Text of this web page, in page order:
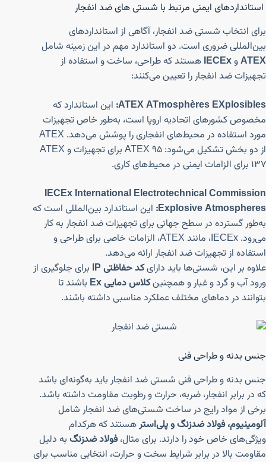
استانداردهای ایمنی مرتبط با شستی های ضد انفجار
برای انتخاب شستی ضد انفجار، آگاهی از استانداردهای
بین‌المللی ضروری است. دو استاندارد مهم در این زمینه شامل
ATEXوIECEx هستند که طراحی، ساخت و استفاده از
تجهیزات ضد انفجار را تعیین می‌کنند:
ATEX ATmosphères EXplosibles: این استاندارد که
مخصوص کشورهای اتحادیه اروپا است، به‌طور خاص تجهیزات
مورد استفاده در محیط‌های انفجاری را پوشش می‌دهد. ATEX
از دو بخش تشکیل می‌شود: ATEX 95 برای تجهیزات و ATEX
137 برای الزامات ایمنی در محیط‌های کاری.
IECEx International Electrotechnical Commission
Explosive Atmospheres: این استاندارد بین‌المللی است که
به‌طور گسترده در سطح جهانی برای تجهیزات ضد انفجار به کار
می‌رود. IECEx، مانند ATEX، الزامات خاصی برای طراحی و
استفاده از تجهیزات ضد انفجار ارائه می‌دهد.
علاوه بر این، شستی‌ها باید دارایکد حفاظتی IP
برای جلوگیری از
ورود آب و گرد و غبار و همچنینکلاس دمایی Ex
باشند تا
بتوانند در دماهای مختلف عملکرد مناسبی داشته باشند.
جنس بدنه و طراحی فنی
جنس بدنه و طراحی فنی شستی ضد انفجار باید به‌گونه‌ای باشد
که در برابر انفجار، ضربه، حرارت و رطوبت مقاومت داشته باشد.
برخی از مواد رایج در ساخت شستی‌های ضد انفجار شامل
آلومینیوم، فولاد ضدزنگ و پلی‌استرهستند که هرکدام
ویژگی‌های خاص خود را دارند. برای مثال،فولاد ضدزنگ به دلیل
مقاومت بالا در برابر شرایط سخت و حرارت، انتخابی مناسب برای